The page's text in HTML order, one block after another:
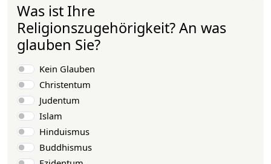
Was ist Ihre
Religionszugehörigkeit? An was
glauben Sie?
Auswahlmöglichkeiten
Kein Glauben
Christentum
Judentum
Islam
Hinduismus
Buddhismus